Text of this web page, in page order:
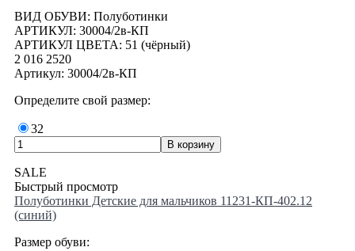
ВИД ОБУВИ: Полуботинки
АРТИКУЛ: 30004/2в-КП
АРТИКУЛ ЦВЕТА: 51 (чёрный)
2 016 2520
Артикул: 30004/2в-КП
Определите свой размер:
32
SALE
Быстрый просмотр
Полуботинки Детские для мальчиков 11231-КП-402.12
(синий)
Размер обуви: